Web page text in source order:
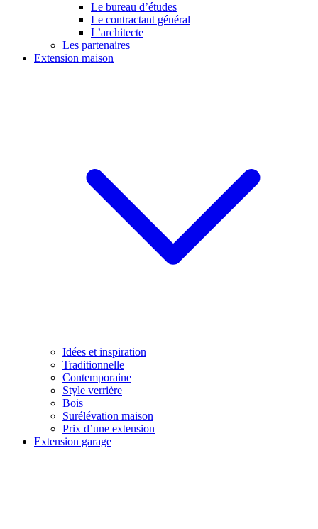
Le bureau d’études
Le contractant général
L’architecte
Les partenaires
Extension maison
Idées et inspiration
Traditionnelle
Contemporaine
Style verrière
Bois
Surélévation maison
Prix d’une extension
Extension garage